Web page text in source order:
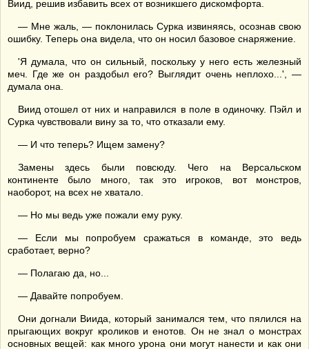
Виид, решив избавить всех от возникшего дискомфорта.
— Мне жаль, — поклонилась Сурка извиняясь, осознав свою
ошибку. Теперь она видела, что он носил базовое снаряжение.
'Я думала, что он сильный, поскольку у него есть железный
меч. Где же он раздобыл его? Выглядит очень неплохо...', —
думала она.
Виид отошел от них и направился в поле в одиночку. Пэйл и
Сурка чувствовали вину за то, что отказали ему.
— И что теперь? Ищем замену?
Замены здесь были повсюду. Чего на Версальском
континенте было много, так это игроков, вот монстров,
наоборот, на всех не хватало.
— Но мы ведь уже пожали ему руку.
— Если мы попробуем сражаться в команде, это ведь
сработает, верно?
— Полагаю да, но...
— Давайте попробуем.
Они догнали Виида, который занимался тем, что пялился на
прыгающих вокруг кроликов и енотов. Он не знал о монстрах
основных вещей: как много урона они могут нанести и как они